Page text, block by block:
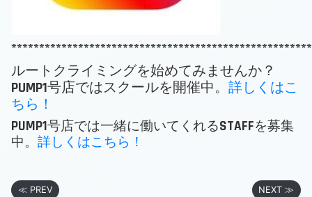
ルートクライミングを始めてみませんか？
PUMP1号店ではスクールを開催中。 詳しくはこ
ちら！
PUMP1号店では一緒に働いてくれるSTAFFを募集
中。 詳しくはこちら！
≪ PREV NEXT ≫